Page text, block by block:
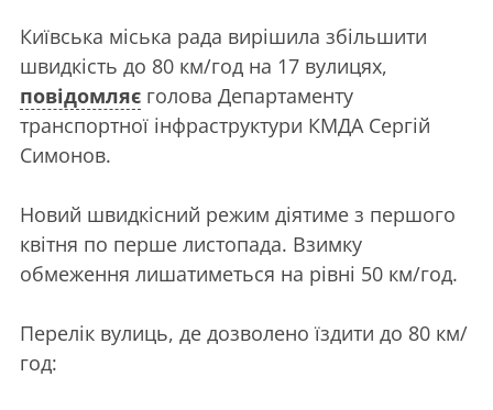
Київська міська рада вирішила збільшити
швидкість до 80 км/год на 17 вулицях,
повідомляє голова Департаменту
транспортної інфраструктури КМДА Сергій
Симонов.
Новий швидкісний режим діятиме з першого
квітня по перше листопада. Взимку
обмеження лишатиметься на рівні 50 км/год.
Перелік вулиць, де дозволено їздити до 80 км/
год: